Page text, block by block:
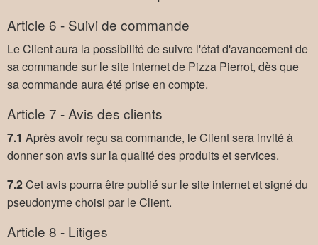
Article 6 - Suivi de commande
Le Client aura la possibilité de suivre l'état d'avancement de
sa commande sur le site internet de Pizza Pierrot, dès que
sa commande aura été prise en compte.
Article 7 - Avis des clients
7.1 Après avoir reçu sa commande, le Client sera invité à
donner son avis sur la qualité des produits et services.
7.2Cet avis pourra être publié sur le site internet et signé du
pseudonyme choisi par le Client.
Article 8 - Litiges